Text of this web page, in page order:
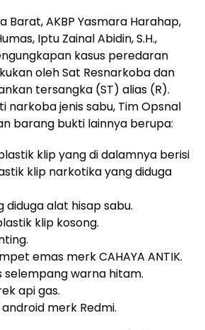
Barat, AKBP Yasmara Harahap,
Iptu Zainal Abidin, S.H.,
kasus peredaran
oleh Sat Resnarkoba dan
tersangka (ST) alias (R).
narkoba jenis sabu, Tim Opsnal
barang bukti lainnya berupa:
klip yang di dalamnya berisi
klip narkotika yang diduga
diduga alat hisap sabu.
klip kosong.
emas merk CAHAYA ANTIK.
selempang warna hitam.
api gas.
merk Redmi.